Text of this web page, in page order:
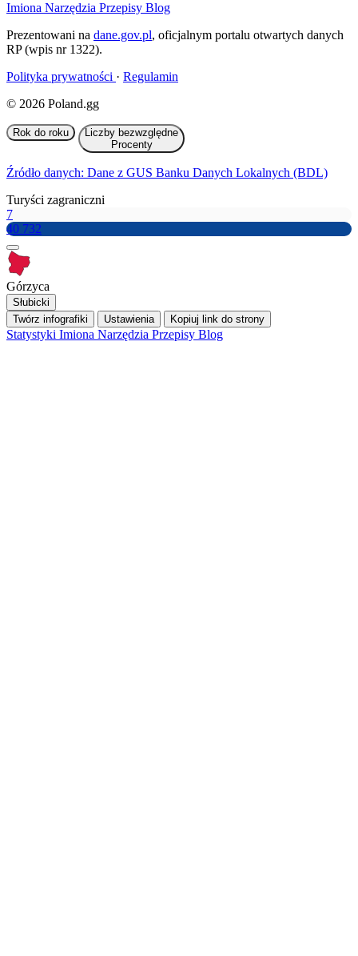
Imiona Narzędzia Przepisy Blog
Prezentowani na dane.gov.pl, oficjalnym portalu otwartych danych
RP (wpis nr 1322).
Polityka prywatności · Regulamin
© 2026 Poland.gg
Rok do roku
Liczby bezwzględne
Procenty
Źródło danych: Dane z GUS Banku Danych Lokalnych (BDL)
Turyści zagraniczni
7
40 732
Górzyca
Słubicki
Twórz infografiki
Ustawienia Kopiuj link do strony
Statystyki Imiona Narzędzia Przepisy Blog